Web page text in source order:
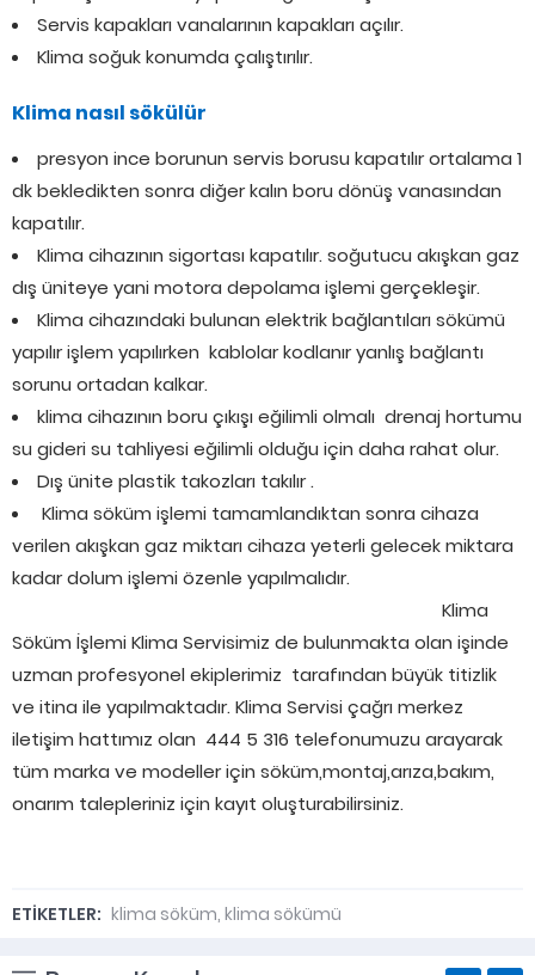
Servis kapakları vanalarının kapakları açılır.
Klima soğuk konumda çalıştırılır.
Klima nasıl sökülür
presyon ince borunun servis borusu kapatılır ortalama 1
dk bekledikten sonra diğer kalın boru dönüş vanasından
kapatılır.
Klima cihazının sigortası kapatılır. soğutucu akışkan gaz
dış üniteye yani motora depolama işlemi gerçekleşir.
Klima cihazındaki bulunan elektrik bağlantıları sökümü
yapılır işlem yapılırken kablolar kodlanır yanlış bağlantı
sorunu ortadan kalkar.
klima cihazının boru çıkışı eğilimli olmalı drenaj hortumu
su gideri su tahliyesi eğilimli olduğu için daha rahat olur.
Dış ünite plastik takozları takılır .
Klima söküm işlemi tamamlandıktan sonra cihaza
verilen akışkan gaz miktarı cihaza yeterli gelecek miktara
kadar dolum işlemi özenle yapılmalıdır.
Klima
Söküm İşlemi Klima Servisimiz de bulunmakta olan işinde
uzman profesyonel ekiplerimiz tarafından büyük titizlik
ve itina ile yapılmaktadır. Klima Servisi çağrı merkez
iletişim hattımız olan 444 5 316 telefonumuzu arayarak
tüm marka ve modeller için söküm,montaj,arıza,bakım,
onarım talepleriniz için kayıt oluşturabilirsiniz.
ETİKETLER: klima söküm, klima sökümü